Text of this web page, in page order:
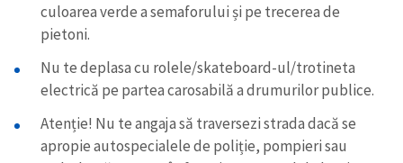
culoarea verde a semaforului și pe trecerea de
pietoni.
Nu te deplasa cu rolele/skateboard-ul/trotineta
electrică pe partea carosabilă a drumurilor publice.
Atenție! Nu te angaja să traversezi strada dacă se
apropie autospecialele de poliție, pompieri sau